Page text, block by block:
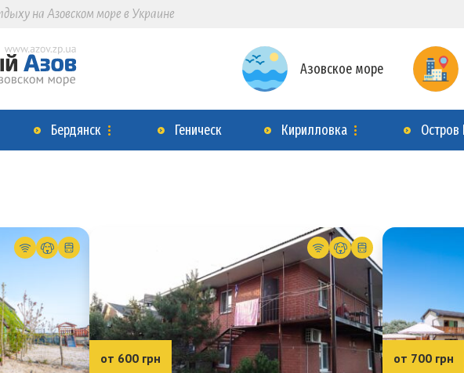
на Азовском море в Украине
Азовское море
Бердянск Геническ Кирилловка Остров
от 600 грн от 700 грн